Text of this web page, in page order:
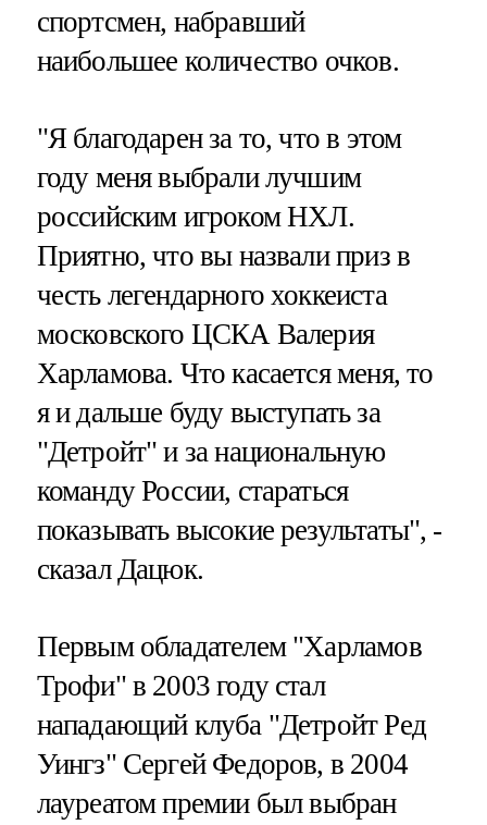
спортсмен, набравший
наибольшее количество очков.
"Я благодарен за то, что в этом
году меня выбрали лучшим
российским игроком НХЛ.
Приятно, что вы назвали приз в
честь легендарного хоккеиста
московского ЦСКА Валерия
Харламова. Что касается меня, то
я и дальше буду выступать за
"Детройт" и за национальную
команду России, стараться
показывать высокие результаты", -
сказал Дацюк.
Первым обладателем "Харламов
Трофи" в 2003 году стал
нападающий клуба "Детройт Ред
Уингз" Сергей Федоров, в 2004
лауреатом премии был выбран